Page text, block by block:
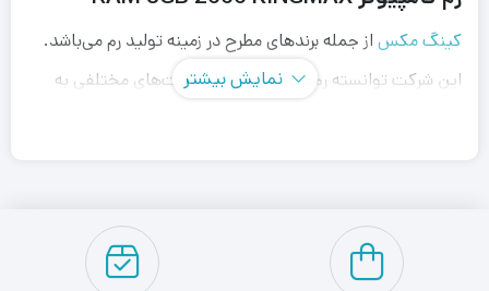
کینگ مکس از جمله برندهای مطرح در زمینه تولید رم‌ می‌باشد.
این شرکت توانسته رم‌های متنوعی با قابلیت‌های مختلفی به
کاناله عرضه شده و از ۸ گیگابایت ظرفیت برخوردار می‎‌باشد.
نمایش بیشتر